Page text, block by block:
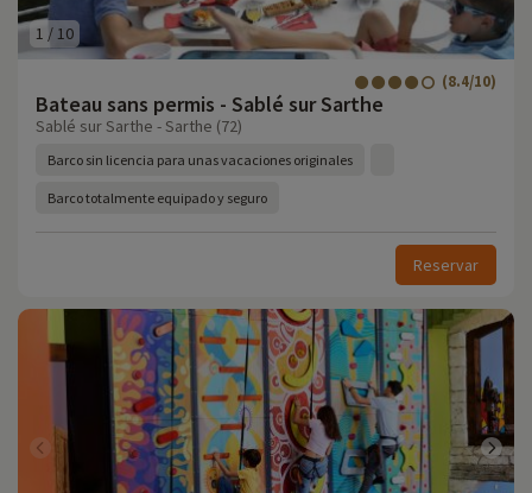
1 / 10
Bateau sans permis - Sablé sur Sarthe
(8.4/10)
Sablé sur Sarthe - Sarthe (72)
Barco sin licencia para unas vacaciones originales
Barco totalmente equipado y seguro
Reservar